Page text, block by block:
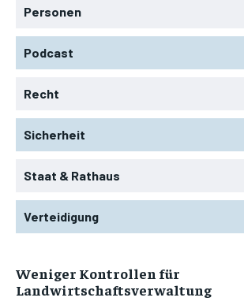
Personen
Podcast
Recht
Sicherheit
Staat & Rathaus
Verteidigung
Weniger Kontrollen für
Landwirtschaftsverwaltung